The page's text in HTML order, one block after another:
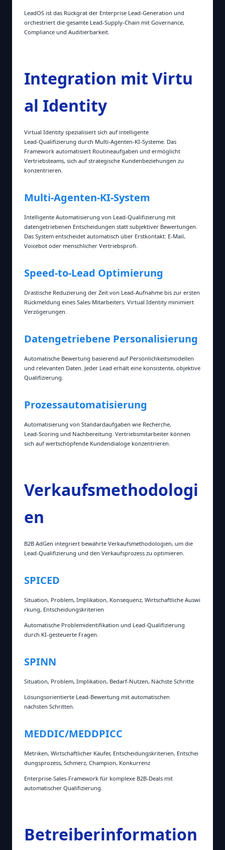
LeadOS ist das Rückgrat der Enterprise Lead‑Generation und
orchestriert die gesamte Lead‑Supply‑Chain mit Governance,
Compliance und Auditierbarkeit.
Integration mit Virtu
al Identity
Virtual Identity spezialisiert sich auf intelligente
Lead‑Qualifizierung durch Multi‑Agenten‑KI‑Systeme. Das
Framework automatisiert Routineaufgaben und ermöglicht
Vertriebsteams, sich auf strategische Kundenbeziehungen zu
konzentrieren.
Multi‑Agenten‑KI‑System
Intelligente Automatisierung von Lead‑Qualifizierung mit
datengetriebenen Entscheidungen statt subjektiver Bewertungen.
Das System entscheidet automatisch über Erstkontakt: E‑Mail,
Voicebot oder menschlicher Vertriebsprofi.
Speed‑to‑Lead Optimierung
Drastische Reduzierung der Zeit von Lead‑Aufnahme bis zur ersten
Rückmeldung eines Sales‑Mitarbeiters. Virtual Identity minimiert
Verzögerungen.
Datengetriebene Personalisierung
Automatische Bewertung basierend auf Persönlichkeitsmodellen
und relevanten Daten. Jeder Lead erhält eine konsistente, objektive
Qualifizierung.
Prozessautomatisierung
Automatisierung von Standardaufgaben wie Recherche,
Lead‑Scoring und Nachbereitung. Vertriebsmitarbeiter können
sich auf wertschöpfende Kundendialoge konzentrieren.
Verkaufsmethodologi
en
B2B AdGen integriert bewährte Verkaufsmethodologien, um die
Lead‑Qualifizierung und den Verkaufsprozess zu optimieren.
SPICED
Situation, Problem, Implikation, Konsequenz, Wirtschaftliche Auswi
rkung, Entscheidungskriterien
Automatische Problemidentifikation und Lead‑Qualifizierung
durch KI‑gesteuerte Fragen.
SPINN
Situation, Problem, Implikation, Bedarf‑Nutzen, Nächste Schritte
Lösungsorientierte Lead‑Bewertung mit automatischen
nächsten Schritten.
MEDDIC/MEDDPICC
Metriken, Wirtschaftlicher Käufer, Entscheidungskriterien, Entschei
dungsprozess, Schmerz, Champion, Konkurrenz
Enterprise‑Sales‑Framework für komplexe B2B‑Deals mit
automatischer Qualifizierung.
Betreiberinformation